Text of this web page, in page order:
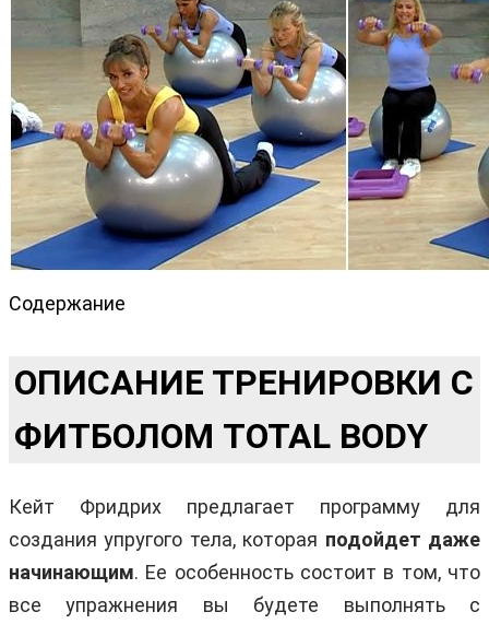
Содержание
ОПИСАНИЕ ТРЕНИРОВКИ С
ФИТБОЛОМ TOTAL BODY
Кейт Фридрих предлагает программу для
создания упругого тела, которая подойдет даже
начинающим. Ее особенность состоит в том, что
все упражнения вы будете выполнять с